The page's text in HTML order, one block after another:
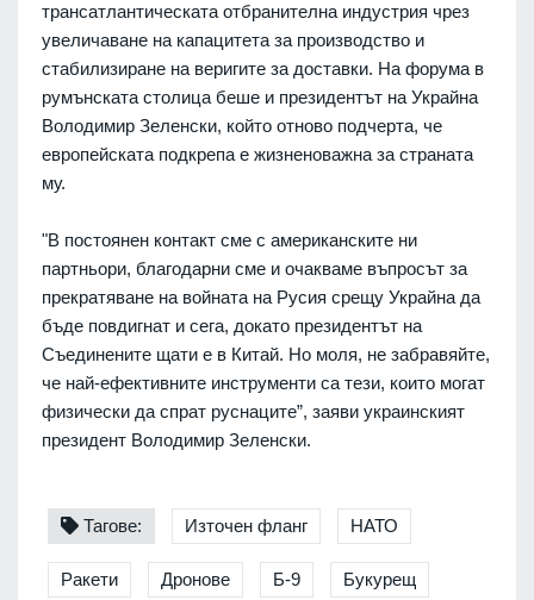
трансатлантическата отбранителна индустрия чрез
увеличаване на капацитета за производство и
стабилизиране на веригите за доставки. На форума в
румънската столица беше и президентът на Украйна
Володимир Зеленски, който отново подчерта, че
европейската подкрепа е жизненоважна за страната
му.
"В постоянен контакт сме с американските ни
партньори, благодарни сме и очакваме въпросът за
прекратяване на войната на Русия срещу Украйна да
бъде повдигнат и сега, докато президентът на
Съединените щати е в Китай. Но моля, не забравяйте,
че най-ефективните инструменти са тези, които могат
физически да спрат руснаците”, заяви украинският
президент Володимир Зеленски.
Тагове: Източен фланг НАТО
Ракети Дронове Б-9 Букурещ